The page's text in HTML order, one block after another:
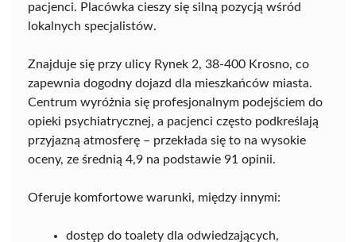
pacjenci. Placówka cieszy się silną pozycją wśród
lokalnych specjalistów.
Znajduje się przy ulicy Rynek 2, 38-400 Krosno, co
zapewnia dogodny dojazd dla mieszkańców miasta.
Centrum wyróżnia się profesjonalnym podejściem do
opieki psychiatrycznej, a pacjenci często podkreślają
przyjazną atmosferę – przekłada się to na wysokie
oceny, ze średnią 4,9 na podstawie 91 opinii.
Oferuje komfortowe warunki, między innymi:
dostęp do toalety dla odwiedzających,